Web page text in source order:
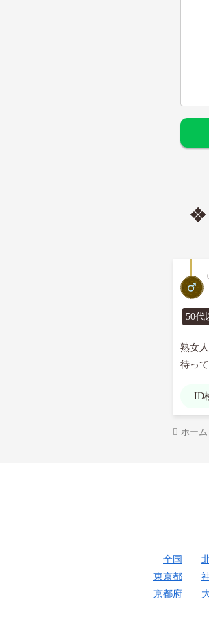
50代
熟女
待っ
ID
ホーム
全国
東京都
京都府